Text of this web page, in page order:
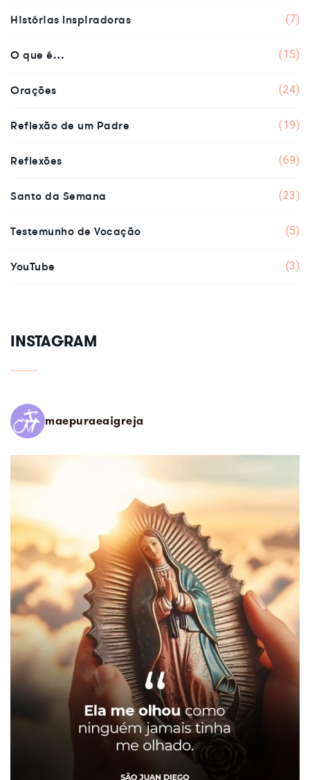
Histórias Inspiradoras (7)
O que é… (15)
Orações (24)
Reflexão de um Padre (19)
Reflexões (69)
Santo da Semana (23)
Testemunho de Vocação (5)
YouTube (3)
INSTAGRAM
maepuraeaigreja